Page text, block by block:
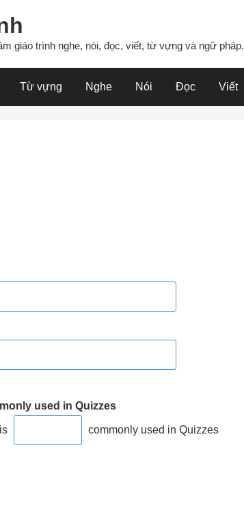
giáo trình nghe, nói, đọc, viết, từ vựng và ngữ pháp.
Từ vựng Nghe Nói Đọc Viết
used in Quizzes
commonly used in Quizzes